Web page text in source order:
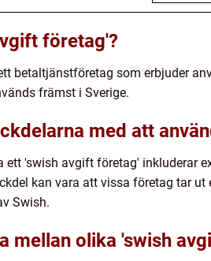
företag'?
betaltjänstföretag som erbjuder
främst i Sverige.
med att
ett 'swish avgift företag' inkluderar
kan vara att vissa företag tar
Swish.
mellan olika 'swish